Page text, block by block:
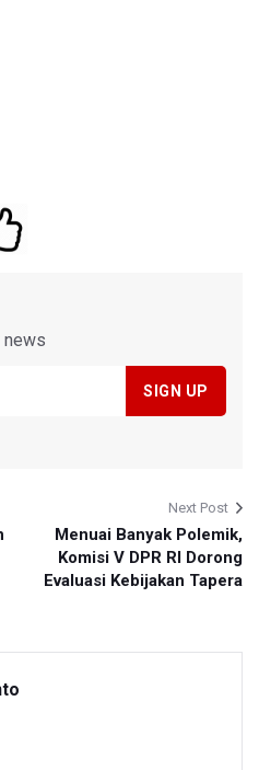
news
Next Post
Menuai Banyak Polemik,
Komisi V DPR RI Dorong
Evaluasi Kebijakan Tapera